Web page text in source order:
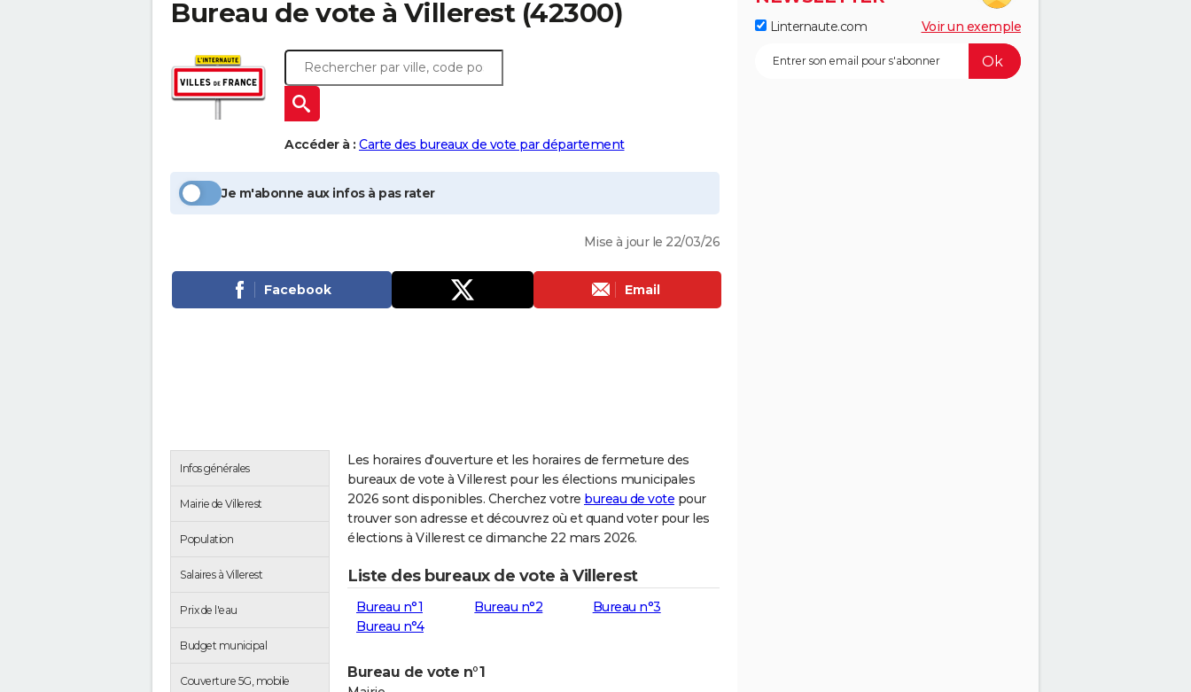
Bureau de vote à Villerest(42300)
Accéder à : Carte des bureaux de vote par département
Je m'abonne aux infos à pas rater
Mise à jour le 22/03/26
Facebook Email
Infos générales
Mairie de Villerest
Population
Salaires à Villerest
Prix de l'eau
Budget municipal
Couverture 5G, mobile
Les horaires d'ouverture et les horaires de fermeture des
bureaux de vote à Villerest pour les élections municipales
2026 sont disponibles. Cherchez votre bureau de vote pour
trouver son adresse et découvrez où et quand voter pour les
élections à Villerest ce dimanche 22 mars 2026.
Liste des bureaux de vote à Villerest
Bureau n°1 Bureau n°2
Bureau n°3
Bureau n°4
Bureau de vote n°1
Linternaute.com Voir un exemple